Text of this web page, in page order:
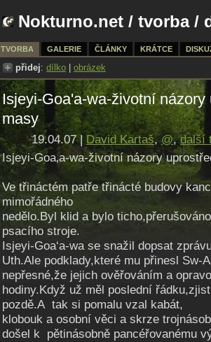
Nokturno.net / tvorba/
TVORBA GALERIE ČLÁNKY KRÁTCE
přidej: dílko obrázek
Isjeyi-Goa'a-wa-životní názory
masy
19.04.07 | David Kartaš,@,další
Isjeyi-Goa‚a-wa-životní názory
Ve třináctém patře třinácté budovy
mimořádného
nedělo.Byl klid a bylo
psacího stroje.
Isjeyi-Goa‘a-wa se snažil dopsat
Uth.Ale podklady,které mu přinesl Sw-
nepřesné,že jejich ověřováním a
hodiny.Když už měl poslední
pozdě.A tak si pomalu vzal kabát,
klobouk a osobní věci a skrze
došel k pětinásobně pancéřovanému